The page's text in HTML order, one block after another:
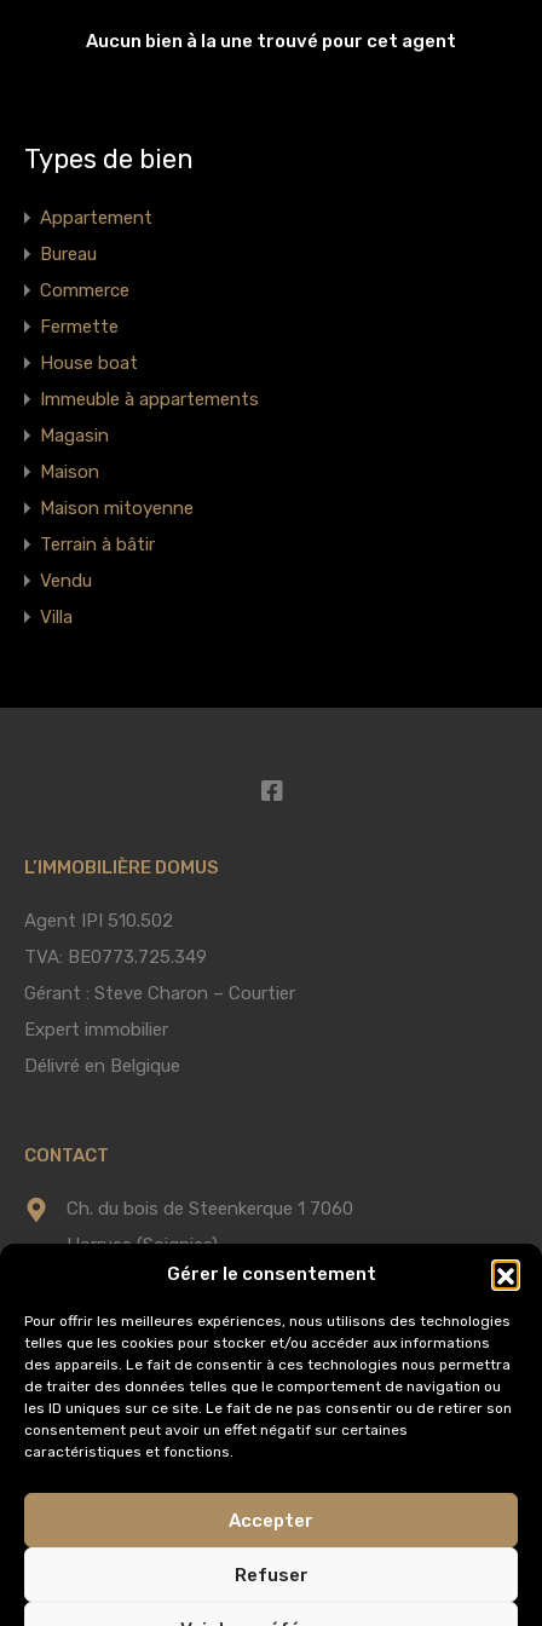
Gérer le consentement
Pour offrir les meilleures expériences, nous utilisons des technologies
telles que les cookies pour stocker et/ou accéder aux informations
des appareils. Le fait de consentir à ces technologies nous permettra
de traiter des données telles que le comportement de navigation ou
les ID uniques sur ce site. Le fait de ne pas consentir ou de retirer son
consentement peut avoir un effet négatif sur certaines
caractéristiques et fonctions.
Accepter
Refuser
Aucun bien à la une trouvé pour cet agent
Types de bien
Appartement
Bureau
Commerce
Fermette
House boat
Immeuble à appartements
Magasin
Maison
Maison mitoyenne
Terrain à bâtir
Vendu
Villa
L’IMMOBILIÈRE DOMUS
Agent IPI 510.502
TVA: BE0773.725.349
Gérant : Steve Charon – Courtier
Expert immobilier
Délivré en Belgique
CONTACT
Ch. du bois de Steenkerque 1 7060
Horrues (Soignies)
info@immobilieredomus.be
AUTORITÉ DE SURVEILLANCE
Institut Professionnel des Agents Immobiliers,
IPI Code de déontologie